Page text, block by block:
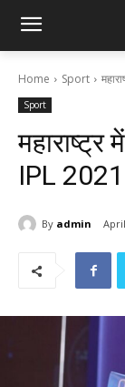
Home Sport
Sport
IPL
By admin